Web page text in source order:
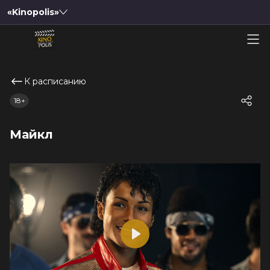
«Kinopolis»
К расписанию
Майкл
18+
Play